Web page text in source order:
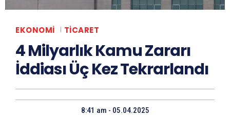
EKONOMI TICARET
4 Milyarlık Kamu Zararı
İddiası Üç Kez Tekrarlandı
8:41 am - 05.04.2025